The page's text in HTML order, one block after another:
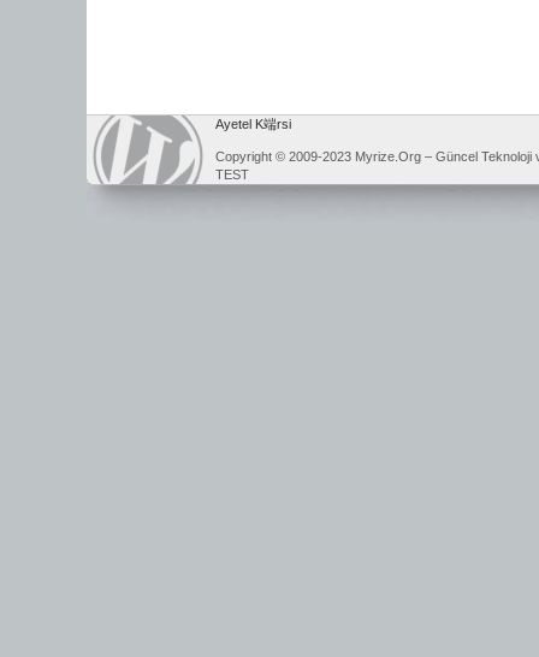
Ayetel K端rsi
Copyright © 2009-2023 Myrize.Org – Güncel Teknoloji
TEST